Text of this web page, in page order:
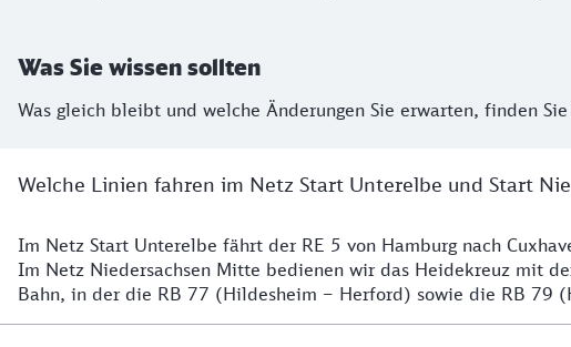
Was Sie wissen sollten
Was gleich bleibt und welche Änderungen Sie erwarten, finden
Welche Linien fahren im Netz Start Unterelbe und Start
Details
Im Netz Start Unterelbe fährt der RE 5 von Hamburg nach
Im Netz Niedersachsen Mitte bedienen wir das Heidekreuz mit
Bahn, in der die RB 77 (Hildesheim – Herford) sowie die RB 79